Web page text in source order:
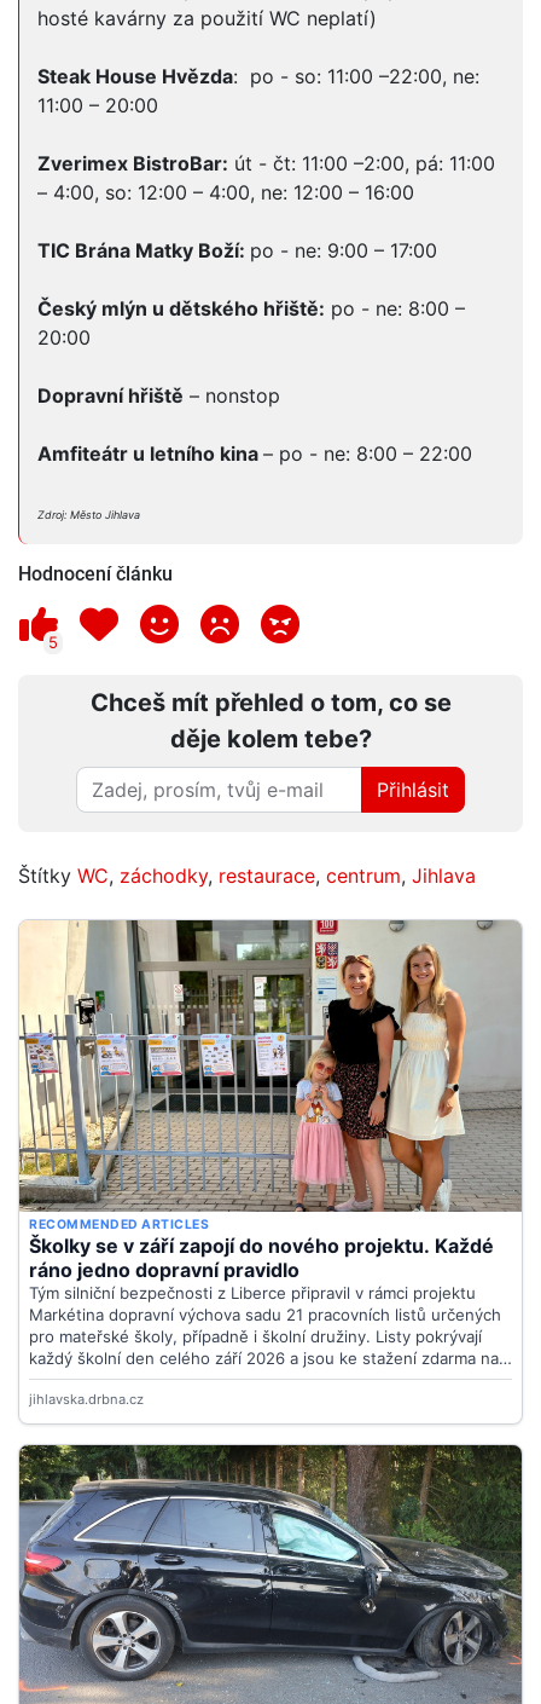
hosté kavárny za použití WC neplatí)
Steak House Hvězda: po - so: 11:00 –22:00, ne:
11:00 – 20:00
Zverimex BistroBar: út - čt: 11:00 –2:00, pá: 11:00
– 4:00, so: 12:00 – 4:00, ne: 12:00 – 16:00
TIC Brána Matky Boží: po - ne: 9:00 – 17:00
Český mlýn u dětského hřiště: po - ne: 8:00 –
20:00
Dopravní hřiště – nonstop
Amfiteátr u letního kina – po - ne: 8:00 – 22:00
Zdroj: Město Jihlava
Hodnocení článku
5
Chceš mít přehled o tom, co se
děje kolem tebe?
Přihlásit
Štítky WC, záchodky, restaurace, centrum, Jihlava